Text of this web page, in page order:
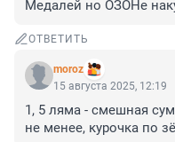
Медалей но ОЗОНе
ОТВЕТИТЬ
moroz
15 августа 2025, 12:19
1, 5 ляма - смешная
не менее, курочка по